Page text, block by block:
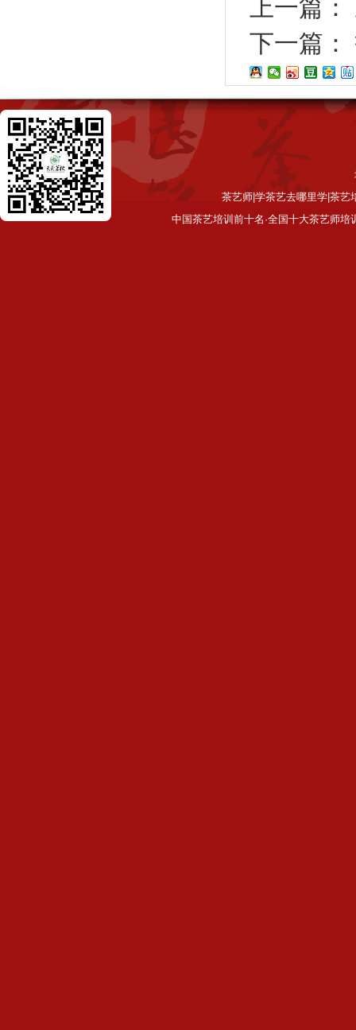
上一篇：
下一篇：
茶艺师|学茶艺去哪里学|茶艺
中国茶艺培训前十名·全国十大茶艺师培